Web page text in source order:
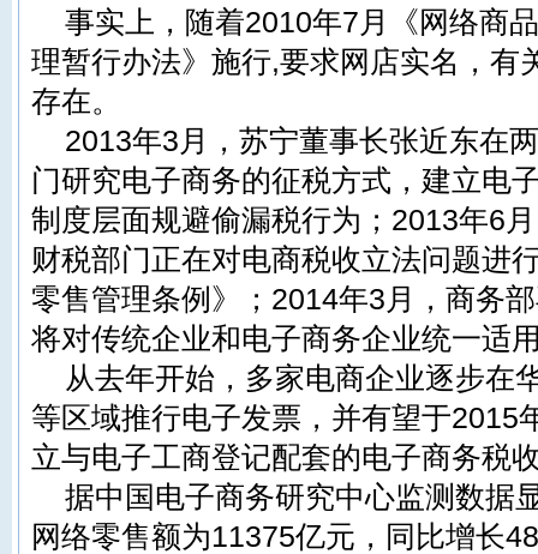
事实上，随着2010年7月《网络商
理暂行办法》施行,要求网店实名，有
存在。
2013年3月，苏宁董事长张近东在
门研究电子商务的征税方式，建立电
制度层面规避偷漏税行为；2013年6
财税部门正在对电商税收立法问题进
零售管理条例》；2014年3月，商务
将对传统企业和电子商务企业统一适
从去年开始，多家电商企业逐步在
等区域推行电子发票，并有望于2015
立与电子工商登记配套的电子商务税
据中国电子商务研究中心监测数据
网络零售额为11375亿元，同比增长